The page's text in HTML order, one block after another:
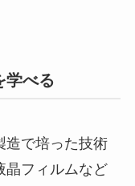
学べる
造で培った技術
晶フィルムなど